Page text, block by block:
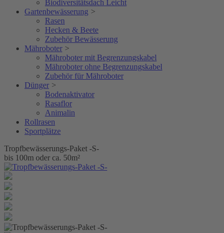
Biodiversitätsdach Leicht
Gartenbewässerung >
Rasen
Hecken & Beete
Zubehör Bewässerung
Mähroboter >
Mähroboter mit Begrenzungskabel
Mähroboter ohne Begrenzungskabel
Zubehör für Mähroboter
Dünger >
Bodenaktivator
Rasaflor
Animalin
Rollrasen
Sportplätze
Tropfbewässerungs-Paket -S-
bis 100m oder ca. 50m²